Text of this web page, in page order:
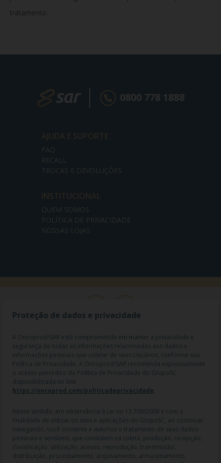
tratamento.
0800 778 1888
AJUDA E SUPORTE
FAQ
RECALL
TROCAS E DEVOLUÇÕES
INSTITUCIONAL
QUEM SOMOS
POLÍTICA DE PRIVACIDADE
NOSSAS LOJAS
RAZÃO SOCIAL: ONCO PROD DIST. DE PROD. HOSP. E ONCOL. LTDA |
04.307.650/0019-64 | IE: 119.242.793.110 | Endereço R: Olimpíadas, nº
100 2º andar CJ 21 22 - Vila Olímpia - SP | Cep: 04551-000 |
Farmacêutico responsável: Dra. Gislaine Lopes de Jesus - CRF/SP 47509
| AFE: 7.60997-7 | CMVS: 355030801-477-010609-1-0.
As informações contidas neste site não devem ser usadas para
Proteção de dados e privacidade
A Oncoprod/SAR está comprometida em manter a privacidade e
segurança de todas as informações relacionadas aos dados e
informações pessoais que coletar de seus Usuários, conforme sua
Política de Privacidade. A Oncoprod/SAR recomenda expressamente
o acesso periódico da Política de Privacidade do GrupoSC
disponibilizada no link:
https://oncoprod.com/politicadeprivacidade
Nesse sentido, em observância à Lei no 13.709/2008 e com a
finalidade de utilizar os sites e aplicações do GrupoSC, ao continuar
navegando, você consente e autoriza o tratamento de seus dados
pessoais e sensíveis, que consistem na coleta, produção, recepção,
classificação, utilização, acesso, reprodução, transmissão,
distribuição, processamento, arquivamento, armazenamento,